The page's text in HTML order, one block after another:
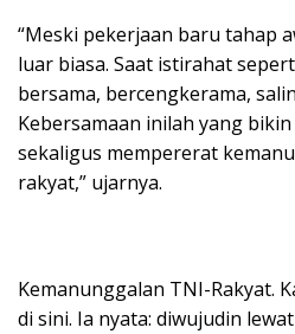
“Meski pekerjaan baru tahap
luar biasa. Saat istirahat
bersama, bercengkerama,
Kebersamaan inilah yang
sekaligus mempererat
rakyat,” ujarnya.
Kemanunggalan TNI-Rakyat.
di sini. Ia nyata: diwujudin